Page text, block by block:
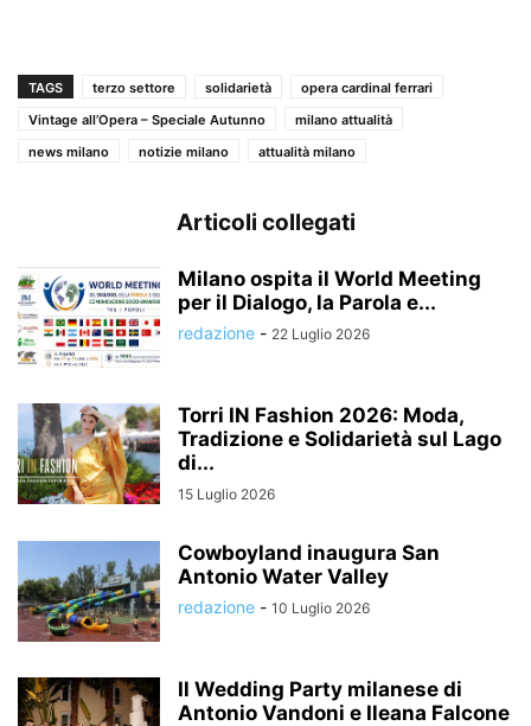
TAGS terzo settore solidarietà
opera cardinal ferrari
Vintage all’Opera – Speciale Autunno
milano attualità
news milano
notizie milano attualità milano
Articoli collegati
Milano ospita il World Meeting
per il Dialogo, la Parola e...
redazione - 22 Luglio 2026
Torri IN Fashion 2026: Moda,
Tradizione e Solidarietà sul Lago
di...
15 Luglio 2026
Cowboyland inaugura San
Antonio Water Valley
redazione - 10 Luglio 2026
Il Wedding Party milanese di
Antonio Vandoni e Ileana Falcone